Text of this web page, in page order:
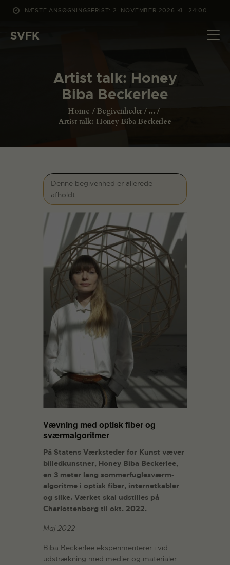
NÆSTE ANSØGNINGSFRIST: 2. NOVEMBER 2026 KL. 24:00
SVFK
Artist talk: Honey
Biba Beckerlee
Home Begivenheder
...
Artist talk: Honey Biba Beckerlee
DET SKER
PROJEKTER
ANSØG
Denne begivenhed er allerede
afholdt.
Vævning med optisk fiber og
sværmalgoritmer
På Statens Værksteder for Kunst væver
billedkunstner, Honey Biba Beckerlee,
en 3 meter lang sommerfuglesværm-
algoritme i optisk fiber, internetkabler
og silke. Værket skal udstilles på
Charlottenborg til okt. 2022.
Maj 2022
Biba Beckerlee eksperimenterer i vid
udstrækning med medier og materialer.